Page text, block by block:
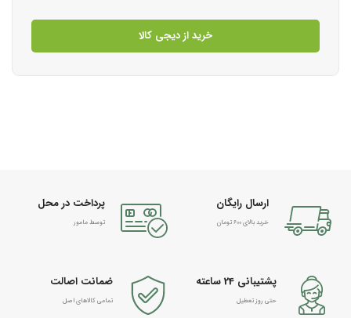
خرید از دیجی کالا
ارسال رایگان
خرید بالای 600 تومان
پرداخت در محل
توسط مامور
پشتیبانی 24 ساعته
حتی روز تعطیل
ضمانت اصالت
تمامی کالاهای اصل